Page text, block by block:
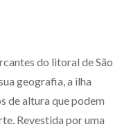
do litoral de São
geografia, a ilha
de altura que podem
Revestida por uma